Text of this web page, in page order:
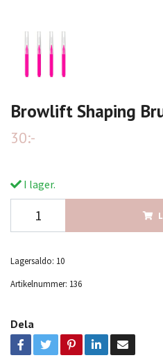
Browlift Shaping
30:-
I lager.
Lagersaldo: 10
Artikelnummer: 136
Dela